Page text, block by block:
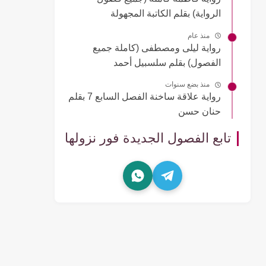
الرواية) بقلم الكاتبة المجهولة
منذ عام
رواية ليلى ومصطفى (كاملة جميع
الفصول) بقلم سلسبيل أحمد
منذ بضع سنوات
رواية علاقة ساخنة الفصل السابع 7 بقلم
حنان حسن
تابع الفصول الجديدة فور نزولها